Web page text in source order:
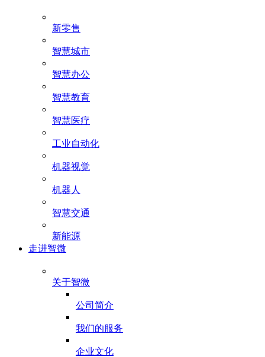
新零售
智慧城市
智慧办公
智慧教育
智慧医疗
工业自动化
机器视觉
机器人
智慧交通
新能源
走进智微
关于智微
公司简介
我们的服务
企业文化